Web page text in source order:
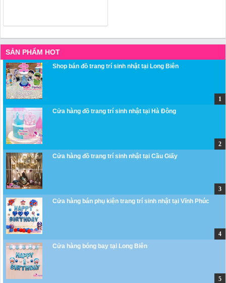
SẢN PHẨM HOT
Shop bán đồ trang trí sinh nhật tại Long Biên
Cửa hàng đồ trang trí sinh nhật tại Hà Đông
Cửa hàng đồ trang trí sinh nhật tại Cầu Giấy
Cửa hàng bán phụ kiện trang trí sinh nhật tại Vĩnh Phúc
Cửa hàng bóng bay tại Long Biên